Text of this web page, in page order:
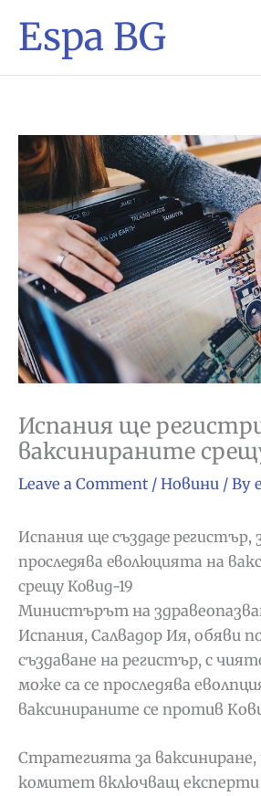
Espa BG
Испания ще
ваксинираните
Leave a Comment / Новини / By
Испания ще създаде регистър,
проследява еволюцията на
срещу Ковид-19
Министърът на
Испания, Салвадор Ия, обяви
създаване на регистър, с
може са се проследява
ваксинираните се против
Стратегията за
комитет включващ